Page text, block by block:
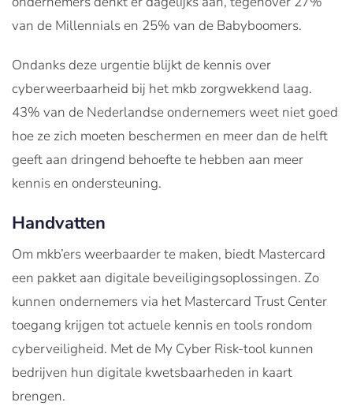
van de Millennials en 25% van de Babyboomers.
Ondanks deze urgentie blijkt de kennis over
cyberweerbaarheid bij het mkb zorgwekkend laag.
43% van de Nederlandse ondernemers weet niet goed
hoe ze zich moeten beschermen en meer dan de helft
geeft aan dringend behoefte te hebben aan meer
kennis en ondersteuning.
Handvatten
Om mkb’ers weerbaarder te maken, biedt Mastercard
een pakket aan digitale beveiligingsoplossingen. Zo
kunnen ondernemers via het Mastercard Trust Center
toegang krijgen tot actuele kennis en tools rondom
cyberveiligheid. Met de My Cyber Risk-tool kunnen
bedrijven hun digitale kwetsbaarheden in kaart
brengen.